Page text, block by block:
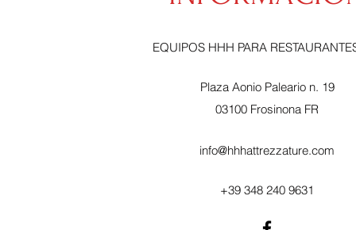
EQUIPOS HHH PARA
Plaza Aonio Paleario n. 19
03100 Frosinona FR
info@hhhattrezzature.com
+39 348 240 9631